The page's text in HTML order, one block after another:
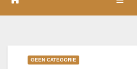
GEEN CATEGORIE